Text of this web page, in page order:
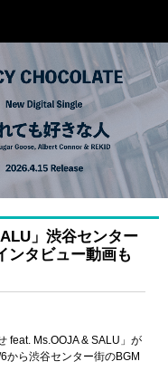
」渋谷センター
ンタビュー動画も
feat. Ms.OOJA & SALU 」が
から渋谷センター街のBGM